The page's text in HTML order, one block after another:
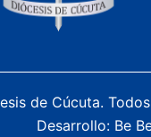
de Cúcuta.
Desarrollo: Be